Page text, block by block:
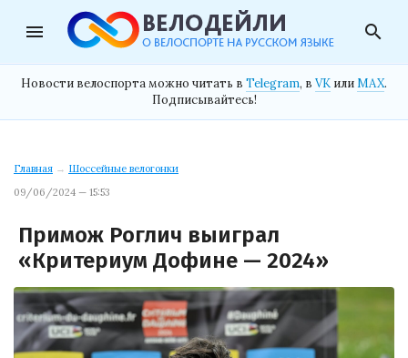
menu search
Новости велоспорта можно читать в Telegram, в VK илиMAX.
Подписывайтесь!
Главная → Шоссейные велогонки
09/06/2024 — 15:53
Примож Роглич выиграл
«Критериум Дофине — 2024»